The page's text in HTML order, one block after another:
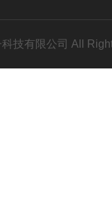
科技有限公司 All